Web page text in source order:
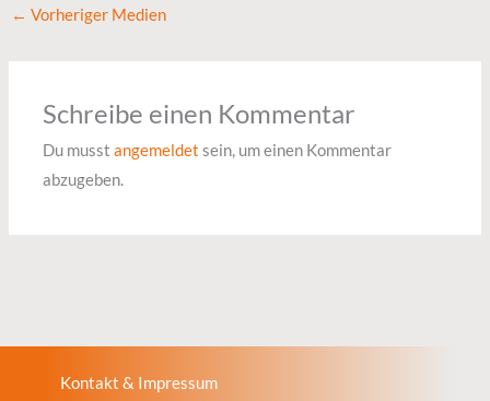
← Vorheriger Medien
Schreibe einen Kommentar
Du musstangemeldet sein, um einen Kommentar
abzugeben.
Kontakt & Impressum